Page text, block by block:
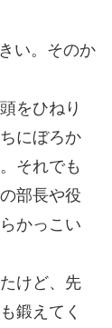
い。そのか
をひねり
にぼろか
それでも
部長や役
かっこい
けど、先
鍛えてく